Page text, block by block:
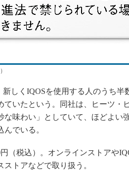
しくIQOSを使用する人のうち半
ていたという。同社は、ヒーツ・
な味わい」としていて、ほどよい
でいる。
（税込）。オンラインストアや
トアなどで取り扱う。